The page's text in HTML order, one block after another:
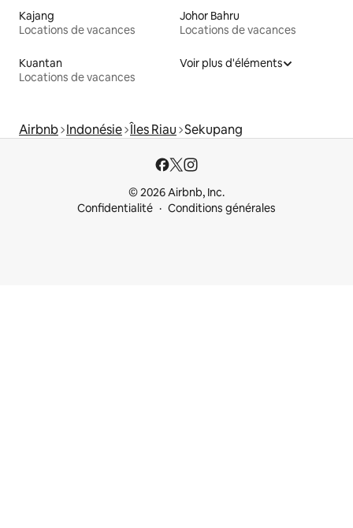
Kajang
Locations de vacances
Johor Bahru
Locations de vacances
Kuantan
Locations de vacances
Voir plus d'éléments
Airbnb Indonésie Îles Riau Sekupang
© 2026 Airbnb, Inc.
Confidentialité
Conditions générales